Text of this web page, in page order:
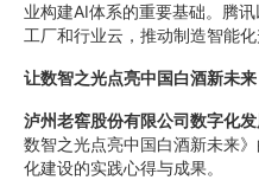
业构建AI体系的重要基础。腾
工厂和行业云，推动制造智能化
让数智之光点亮中国白酒新未来
泸州老窖股份有限公司数字化
数智之光点亮中国白酒新未来
化建设的实践心得与成果。